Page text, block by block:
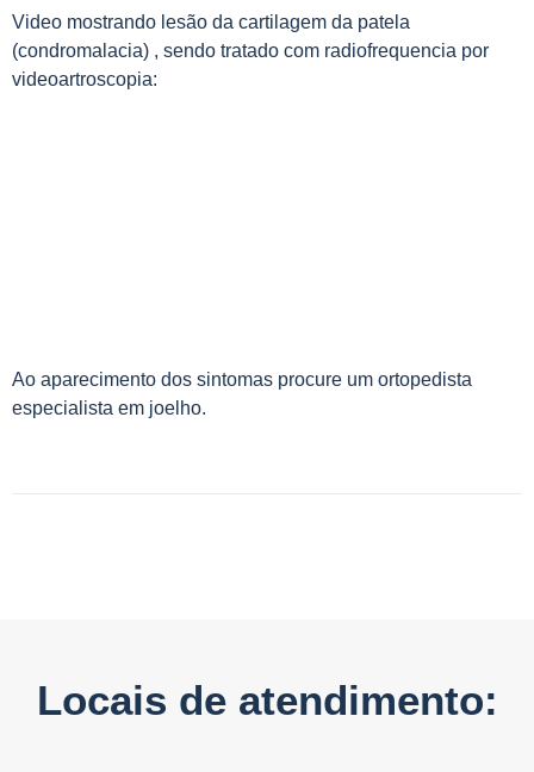
Video mostrando lesão da cartilagem da patela
(condromalacia) , sendo tratado com radiofrequencia por
videoartroscopia:
Ao aparecimento dos sintomas procure um ortopedista
especialista em joelho.
Locais de atendimento: